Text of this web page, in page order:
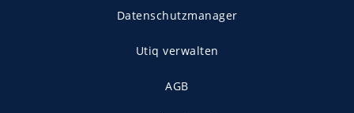
Datenschutzmanager
Utiq verwalten
AGB